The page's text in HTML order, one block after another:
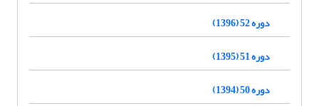
دوره 52 (1396)
دوره 51 (1395)
دوره 50 (1394)